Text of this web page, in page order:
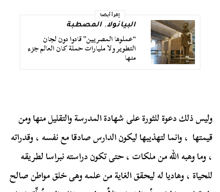
إقرأ أيضا
البيانولا,المصطبة
“عملوها المصريين” قادوا دون لجان
التطوير ولا مليارات حملة كان العالم جزء
منها
وليس ذلك دعوة للثورة على شهادة المدرسة والتقليل منها ومن
قيمتها ، وانما لتهذيبها ليكون الدارس صادقا مع نفسه ، وقدراته
، وما وهبه الله من ملكات ، حتى تكون دراسته نبراسا لطريقه
للحياة ، وهاديا له ليحقق الغاية من علمه وهى خلق مواطن صالح